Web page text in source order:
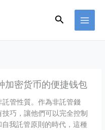
Search
密货币的便捷钱包
管性質。作為非託管錢
巧，讓他們可以完全控制
我託管原則的時代，這種